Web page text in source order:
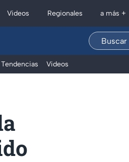
Videos Regionales a más +
Tendencias Videos